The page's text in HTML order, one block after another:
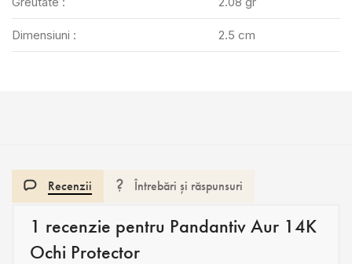
Dimensiuni : 2.5 cm
Recenzii Întrebări și răspunsuri
1 recenzie pentru Pandantiv Aur 14K
Ochi Protector